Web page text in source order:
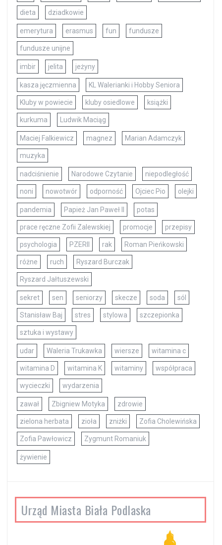
dieta dziadkowie
emerytura erasmus fun fundusze
fundusze unijne
imbir jelita jeżyny
kasza jęczmienna KL Walerianki i Hobby Seniora
Kluby w powiecie kluby osiedlowe książki
kurkuma Ludwik Maciąg
Maciej Falkiewicz magnez Marian Adamczyk
muzyka
nadciśnienie Narodowe Czytanie niepodległość
noni nowotwór odporność Ojciec Pio olejki
pandemia Papież Jan Paweł II potas
prace ręczne Zofii Zalewskiej promocje przepisy
psychologia PZERII rak Roman Pieńkowski
różne ruch Ryszard Burczak
Ryszard Jałtuszewski
sekret sen seniorzy skecze soda sól
Stanisław Baj stres stylowa szczepionka
sztuka i wystawy
udar Waleria Trukawka wiersze witamina c
witamina D witamina K witaminy współpraca
wycieczki wydarzenia
zawał Zbigniew Motyka zdrowie
zielona herbata zioła zniżki Zofia Cholewińska
Zofia Pawłowicz Zygmunt Romaniuk
żywienie
Urząd Miasta Biała Podlaska